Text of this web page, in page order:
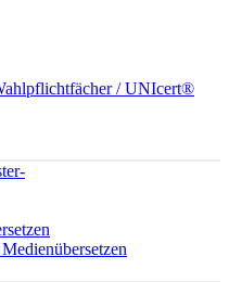
/ UNIcert®